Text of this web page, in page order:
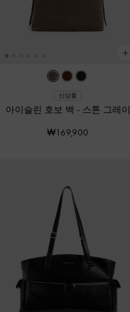
신상품
아이슬린 호보 백 - 스톤 그레이
₩169,900